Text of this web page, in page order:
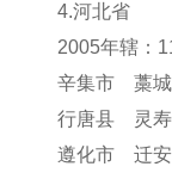
4.河北省
2005年辖：
辛集市 藁
行唐县 灵
遵化市 迁